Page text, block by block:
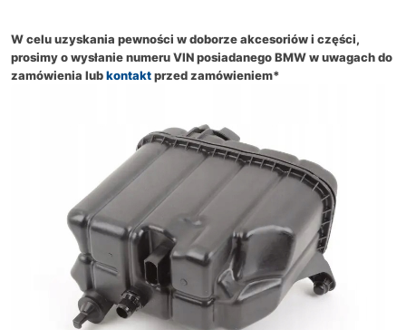
W celu uzyskania pewności w doborze akcesoriów i części,
prosimy o wysłanie numeru VIN posiadanego BMW w uwagach do
zamówienia lubkontaktprzed zamówieniem*